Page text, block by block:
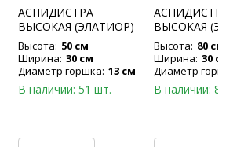
АСПИДИСТРА
ВЫСОКАЯ (ЭЛАТИОР)
Высота: 50 см
Ширина: 30 см
Диаметр горшка: 13 см
В наличии: 51 шт.
ВЫСОКАЯ
Высота: 80 см
Ширина: 30
Диаметр
В наличии: